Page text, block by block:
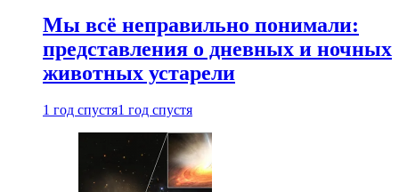
Мы всё неправильно понимали:
представления о дневных и ночных
животных устарели
1 год спустя1 год спустя